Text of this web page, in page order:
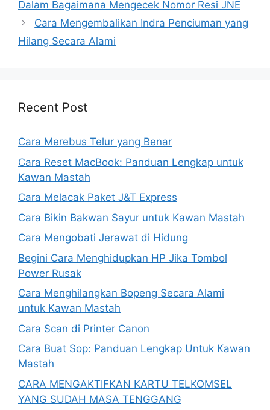
Dalam Bagaimana Mengecek Nomor Resi JNE
Cara Mengembalikan Indra Penciuman yang
Hilang Secara Alami
Recent Post
Cara Merebus Telur yang Benar
Cara Reset MacBook: Panduan Lengkap untuk
Kawan Mastah
Cara Melacak Paket J&T Express
Cara Bikin Bakwan Sayur untuk Kawan Mastah
Cara Mengobati Jerawat di Hidung
Begini Cara Menghidupkan HP Jika Tombol
Power Rusak
Cara Menghilangkan Bopeng Secara Alami
untuk Kawan Mastah
Cara Scan di Printer Canon
Cara Buat Sop: Panduan Lengkap Untuk Kawan
Mastah
CARA MENGAKTIFKAN KARTU TELKOMSEL
YANG SUDAH MASA TENGGANG